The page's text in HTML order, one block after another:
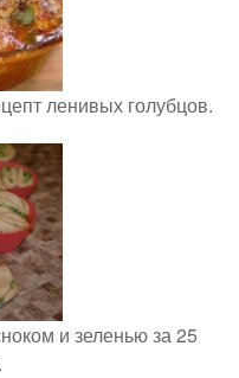
ленивых голубцов.
и зеленью за 25